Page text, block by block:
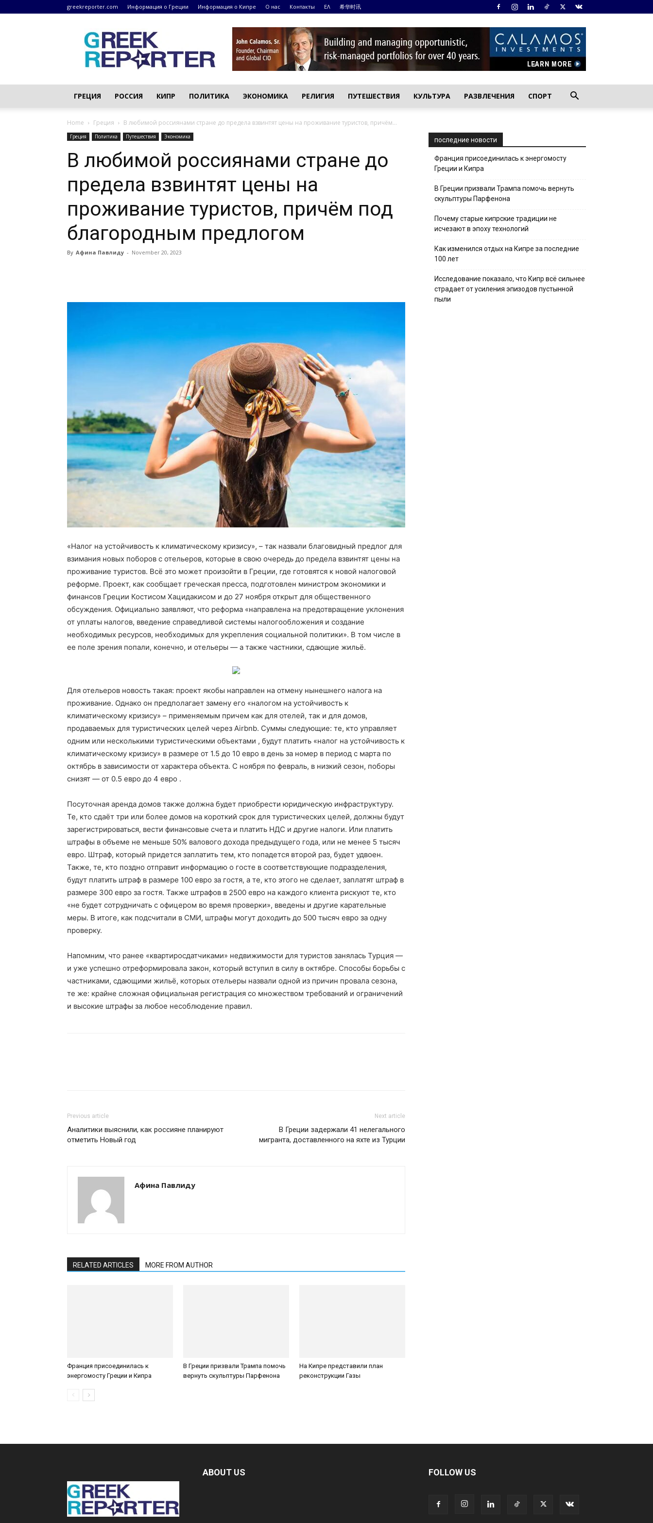
greekreporter.com Информация о Греции Информация о Кипре О нас Контакты ΕΛ 希华时讯
Греческие
новости
–
greekreporter.com
ГРЕЦИЯ РОССИЯ КИПР ПОЛИТИКА ЭКОНОМИКА РЕЛИГИЯ ПУТЕШЕСТВИЯ КУЛЬТУРА РАЗВЛЕЧЕНИЯ СПОРТ
Home Греция В любимой россиянами стране до предела взвинтят цены на проживание туристов, причём...
Греция Политика Путешествия Экономика
В любимой россиянами стране до
предела взвинтят цены на
проживание туристов, причём под
благородным предлогом
By Афина Павлиду - November 20, 2023
«Налог на устойчивость к климатическому кризису», – так назвали благовидный предлог для
взимания новых поборов с отельеров, которые в свою очередь до предела взвинтят цены на
проживание туристов. Всё это может произойти в Греции, где готовятся к новой налоговой
реформе. Проект, как сообщает греческая пресса, подготовлен министром экономики и
финансов Греции Костисом Хацидакисом и до 27 ноября открыт для общественного
обсуждения. Официально заявляют, что реформа «направлена на предотвращение уклонения
от уплаты налогов, введение справедливой системы налогообложения и создание
необходимых ресурсов, необходимых для укрепления социальной политики». В том числе в
ее поле зрения попали, конечно, и отельеры — а также частники, сдающие жильё.
Для отельеров новость такая: проект якобы направлен на отмену нынешнего налога на
проживание. Однако он предполагает замену его «налогом на устойчивость к
климатическому кризису» – применяемым причем как для отелей, так и для домов,
продаваемых для туристических целей через Airbnb. Суммы следующие: те, кто управляет
одним или несколькими туристическими объектами , будут платить «налог на устойчивость к
климатическому кризису» в размере от 1.5 до 10 евро в день за номер в период с марта по
октябрь в зависимости от характера объекта. С ноября по февраль, в низкий сезон, поборы
снизят — от 0.5 евро до 4 евро .
Посуточная аренда домов также должна будет приобрести юридическую инфраструктуру.
Те, кто сдаёт три или более домов на короткий срок для туристических целей, должны будут
зарегистрироваться, вести финансовые счета и платить НДС и другие налоги. Или платить
штрафы в объеме не меньше 50% валового дохода предыдущего года, или не менее 5 тысяч
евро. Штраф, который придется заплатить тем, кто попадется второй раз, будет удвоен.
Также, те, кто поздно отправит информацию о госте в соответствующие подразделения,
будут платить штраф в размере 100 евро за гостя, а те, кто этого не сделает, заплатят штраф в
размере 300 евро за гостя. Также штрафов в 2500 евро на каждого клиента рискуют те, кто
«не будет сотрудничать с офицером во время проверки», введены и другие карательные
меры. В итоге, как подсчитали в СМИ, штрафы могут доходить до 500 тысяч евро за одну
проверку.
Напомним, что ранее «квартиросдатчиками» недвижимости для туристов занялась Турция —
и уже успешно отреформировала закон, который вступил в силу в октябре. Способы борьбы с
частниками, сдающими жильё, которых отельеры назвали одной из причин провала сезона,
те же: крайне сложная официальная регистрация со множеством требований и ограничений
и высокие штрафы за любое несоблюдение правил.
Previous article
Аналитики выяснили, как россияне планируют
отметить Новый год
Next article
В Греции задержали 41 нелегального
мигранта, доставленного на яхте из Турции
Афина Павлиду
RELATED ARTICLES MORE FROM AUTHOR
Франция присоединилась к
энергомосту Греции и Кипра
В Греции призвали Трампа помочь
вернуть скульптуры Парфенона
На Кипре представили план
реконструкции Газы
последние новости
Франция присоединилась к энергомосту
Греции и Кипра
В Греции призвали Трампа помочь вернуть
скульптуры Парфенона
Почему старые кипрские традиции не
исчезают в эпоху технологий
Как изменился отдых на Кипре за последние
100 лет
Исследование показало, что Кипр всё сильнее
страдает от усиления эпизодов пустынной
пыли
ABOUT US FOLLOW US